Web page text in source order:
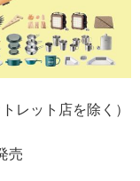
レット店を除く）
売